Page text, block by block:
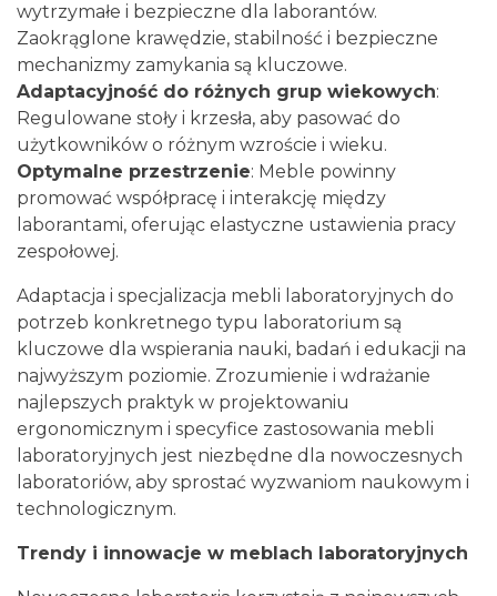
wytrzymałe i bezpieczne dla laborantów.
Zaokrąglone krawędzie, stabilność i bezpieczne
mechanizmy zamykania są kluczowe.
Adaptacyjność do różnych grup wiekowych:
Regulowane stoły i krzesła, aby pasować do
użytkowników o różnym wzroście i wieku.
Optymalne przestrzenie: Meble powinny
promować współpracę i interakcję między
laborantami, oferując elastyczne ustawienia pracy
zespołowej.
Adaptacja i specjalizacja mebli laboratoryjnych do
potrzeb konkretnego typu laboratorium są
kluczowe dla wspierania nauki, badań i edukacji na
najwyższym poziomie. Zrozumienie i wdrażanie
najlepszych praktyk w projektowaniu
ergonomicznym i specyfice zastosowania mebli
laboratoryjnych jest niezbędne dla nowoczesnych
laboratoriów, aby sprostać wyzwaniom naukowym i
technologicznym.
Trendy i innowacje w meblach laboratoryjnych